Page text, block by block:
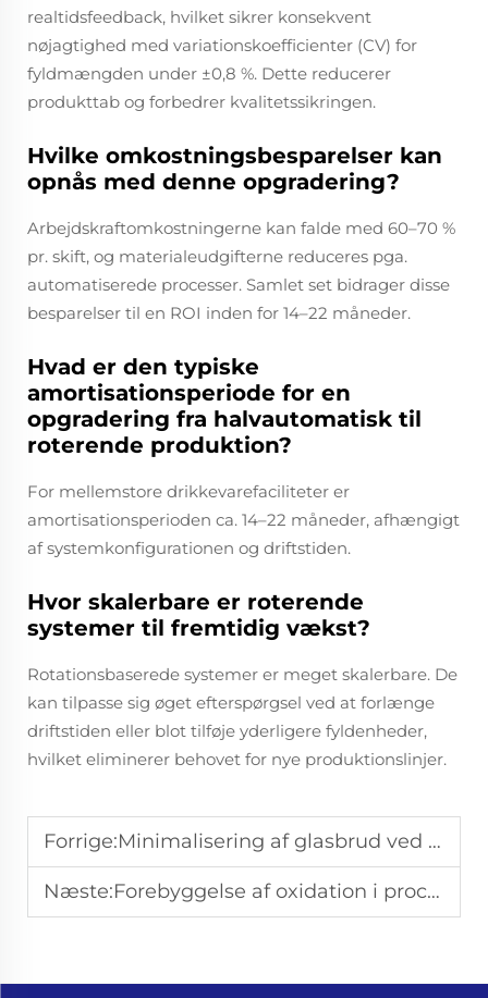
realtidsfeedback, hvilket sikrer konsekvent
nøjagtighed med variationskoefficienter (CV) for
fyldmængden under ±0,8 %. Dette reducerer
produkttab og forbedrer kvalitetssikringen.
Hvilke omkostningsbesparelser kan
opnås med denne opgradering?
Arbejdskraftomkostningerne kan falde med 60–70 %
pr. skift, og materialeudgifterne reduceres pga.
automatiserede processer. Samlet set bidrager disse
besparelser til en ROI inden for 14–22 måneder.
Hvad er den typiske
amortisationsperiode for en
opgradering fra halvautomatisk til
roterende produktion?
For mellemstore drikkevarefaciliteter er
amortisationsperioden ca. 14–22 måneder, afhængigt
af systemkonfigurationen og driftstiden.
Hvor skalerbare er roterende
systemer til fremtidig vækst?
Rotationsbaserede systemer er meget skalerbare. De
kan tilpasse sig øget efterspørgsel ved at forlænge
driftstiden eller blot tilføje yderligere fyldenheder,
hvilket eliminerer behovet for nye produktionslinjer.
Forrige:Minimalisering af glasbrud ved indførselsstjernehjulet på fyldemaskiner
Næste:Forebyggelse af oxidation i processe for fyldning af glasflasker med vin og juice